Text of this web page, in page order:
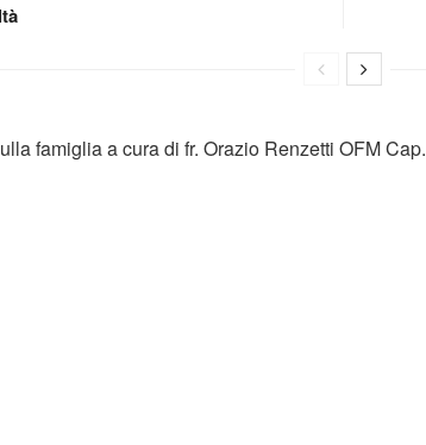
famiglia a cura di fr. Orazio Renzetti OFM Cap.